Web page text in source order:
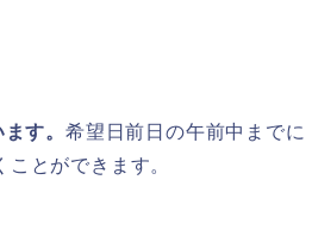
す。 希望日前日の午前中までに
とができます。